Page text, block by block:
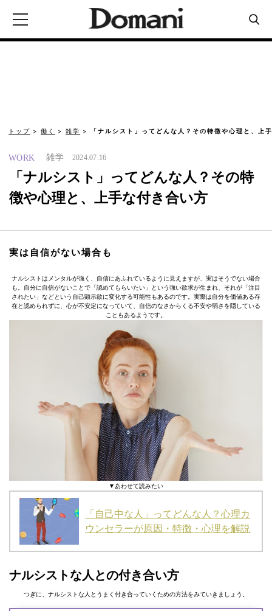
トップ 働く 雑学 「ナルシスト」ってどんな人？その特徴や心理と、上
WORK 雑学 2024.07.16
「ナルシスト」ってどんな人？その特
徴や心理と、上手な付き合い方
実は自信がない場合も
ナルシストはメンタルが強く、自信にあふれているように見えますが、実はそうでない場合
も。自分に自信がないことで「認めてもらいたい」という強い欲求が生まれ、それが「注目
されたい」などという自己顕示欲に変化する可能性もあるのです。実際は自分を価値ある存
在と認められずに、心が不安定になっていて、自信のなさからくる不安や弱さを隠している
こともあるようです。
▼あわせて読みたい
「自己中な人」ってどんな人？心理カ
ウンセラーが原因・特徴・心理を解説
ナルシストな人との付き合い方
つぎに、ナルシストな人とうまく付き合っていくための方法をみていきましょう。